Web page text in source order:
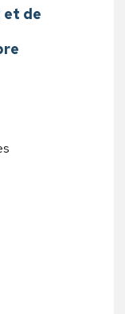
et de